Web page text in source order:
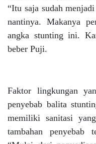
“Itu saja sudah
nantinya. Makanya
angka stunting ini.
beber Puji.
Faktor lingkungan
penyebab balita
memiliki sanitasi
tambahan penyebab